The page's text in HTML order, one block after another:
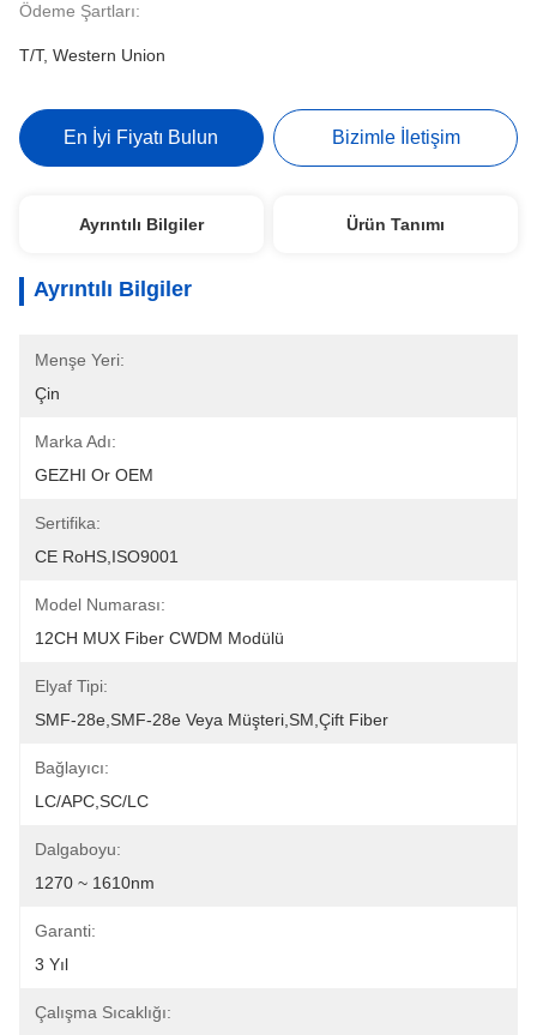
Ödeme Şartları:
T/T, Western Union
En İyi Fiyatı Bulun Bizimle İletişim
Ayrıntılı Bilgiler Ürün Tanımı
Ayrıntılı Bilgiler
Menşe Yeri:
Çin
Marka Adı:
GEZHI Or OEM
Sertifika:
CE RoHS,ISO9001
Model Numarası:
12CH MUX Fiber CWDM Modülü
Elyaf Tipi:
SMF-28e,SMF-28e Veya Müşteri,SM,Çift Fiber
Bağlayıcı:
LC/APC,SC/LC
Dalgaboyu:
1270 ~ 1610nm
Garanti:
3 Yıl
Çalışma Sıcaklığı: